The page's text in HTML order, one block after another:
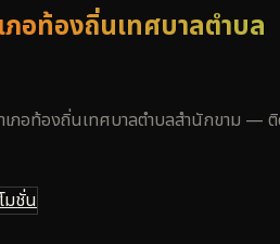
ภอท้องถิ่นเทศบาลตำบล
เภอท้องถิ่นเทศบาลตำบลสำนักขาม —
มชั่น